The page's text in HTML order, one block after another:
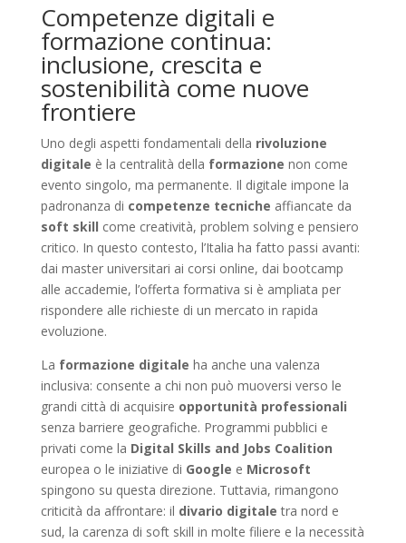
Competenze digitali e
formazione continua:
inclusione, crescita e
sostenibilità come nuove
frontiere
Uno degli aspetti fondamentali della rivoluzione
digitale è la centralità della formazione non come
evento singolo, ma permanente. Il digitale impone la
padronanza di competenze tecniche affiancate da
soft skill come creatività, problem solving e pensiero
critico. In questo contesto, l’Italia ha fatto passi avanti:
dai master universitari ai corsi online, dai bootcamp
alle accademie, l’offerta formativa si è ampliata per
rispondere alle richieste di un mercato in rapida
evoluzione.
La formazione digitale ha anche una valenza
inclusiva: consente a chi non può muoversi verso le
grandi città di acquisire opportunità professionali
senza barriere geografiche. Programmi pubblici e
privati come la Digital Skills and Jobs Coalition
europea o le iniziative di Google e Microsoft
spingono su questa direzione. Tuttavia, rimangono
criticità da affrontare: il divario digitale tra nord e
sud, la carenza di soft skill in molte filiere e la necessità